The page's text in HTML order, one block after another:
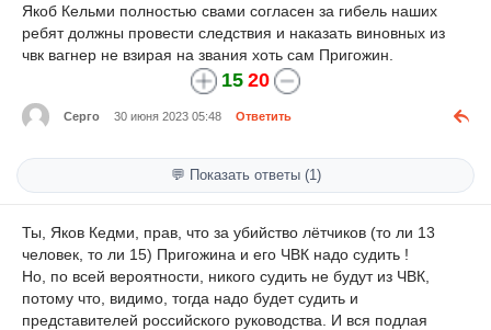
Якоб Кельми полностью свами согласен за гибель наших
ребят должны провести следствия и наказать виновных из
чвк вагнер не взирая на звания хоть сам Пригожин.
15 20
Серго 30 июня 2023 05:48 Ответить
💬 Показать ответы (1)
Ты, Яков Кедми, прав, что за убийство лётчиков (то ли 13
человек, то ли 15) Пригожина и его ЧВК надо судить !
Но, по всей вероятности, никого судить не будут из ЧВК,
потому что, видимо, тогда надо будет судить и
представителей российского руководства. И вся подлая